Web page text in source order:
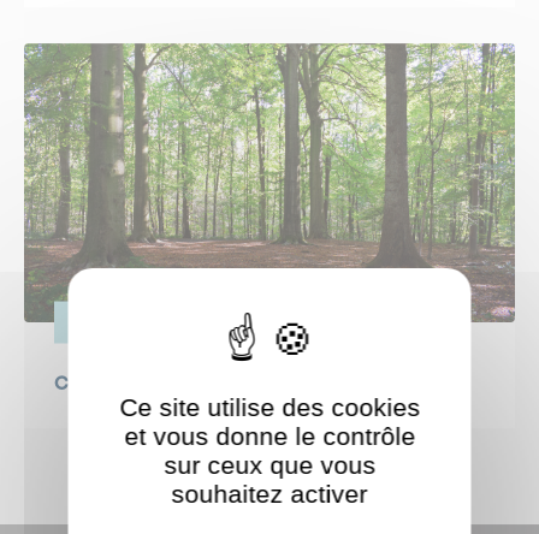
Canicule : protégeons nos forêts !
ShareThis est désactivé.
Ce site utilise des cookies
et vous donne le contrôle
sur ceux que vous
souhaitez activer